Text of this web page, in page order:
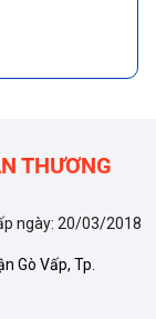
THƯƠNG
ngày: 20/03/2018
Gò Vấp, Tp.